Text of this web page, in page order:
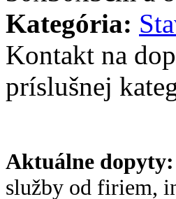
30x30x5cm a
Kategória:
Kontakt na
príslušnej
Aktuálne